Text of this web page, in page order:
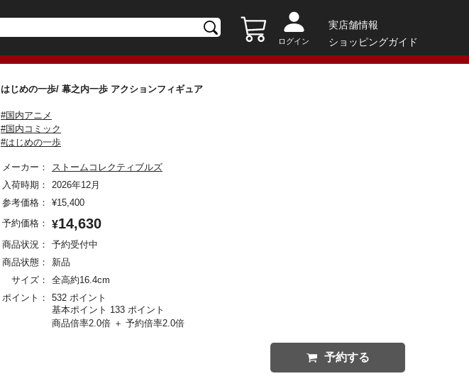
ログイン
実店舗情報
ショッピングガイド
はじめの一歩/ 幕之内一歩 アクションフィギュア
#国内アニメ
#国内コミック
#はじめの一歩
メーカー：
ストームコレクティブルズ
入荷時期：
2026年12月
参考価格：
¥15,400
予約価格：
¥14,630
商品状況：
予約受付中
商品状態：
新品
サイズ：
全高約16.4cm
ポイント：
532 ポイント
基本ポイント 133 ポイント
商品倍率2.0倍 ＋ 予約倍率2.0倍
予約する